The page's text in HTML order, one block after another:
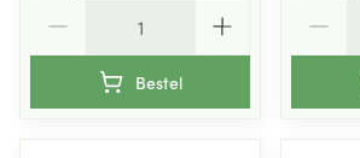
Bestel